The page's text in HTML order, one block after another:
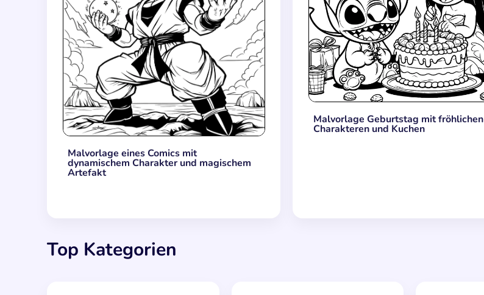
Malvorlage eines Comics mit
dynamischem Charakter und magischem
Artefakt
Malvorlage Geburtstag mit fröhlichen
Charakteren und Kuchen
Top Kategorien